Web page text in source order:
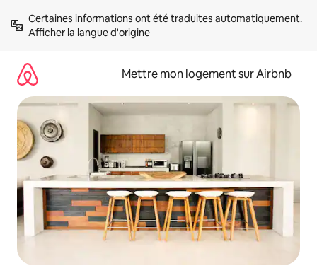
directement
Afficher la langue d'origine
Mettre mon logement sur Airbnb